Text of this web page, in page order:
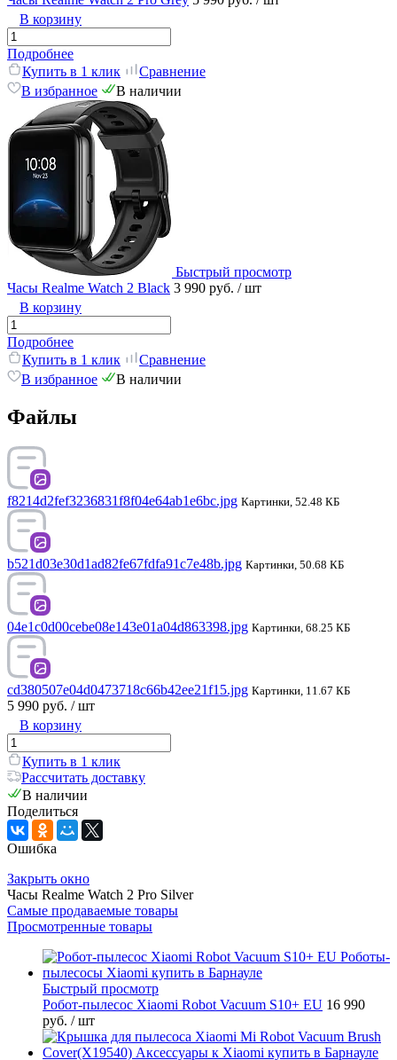
В корзину
Подробнее
Купить в 1 клик
Сравнение
В избранное
В наличии
Быстрый просмотр
Часы Realme Watch 2 Black 3 990 руб. / шт
В корзину
Подробнее
Купить в 1 клик
Сравнение
В избранное
В наличии
Файлы
f8214d2fef3236831f8f04e64ab1e6bc.jpg Картинки, 52.48 КБ
b521d03e30d1ad82fe67fdfa91c7e48b.jpg Картинки, 50.68 КБ
04e1c0d00cebe08e143e01a04d863398.jpg Картинки, 68.25 КБ
cd380507e04d0473718c66b42ee21f15.jpg Картинки, 11.67 КБ
5 990 руб. / шт
В корзину
Купить в 1 клик
Рассчитать доставку
В наличии
Поделиться
Ошибка
Закрыть окно
Часы Realme Watch 2 Pro Silver
Самые продаваемые товары
Просмотренные товары
Быстрый просмотр
Робот-пылесос Xiaomi Robot Vacuum S10+ EU 16 990
руб. / шт